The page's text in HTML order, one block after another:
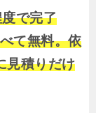
で完了
て無料。依
見積りだけ